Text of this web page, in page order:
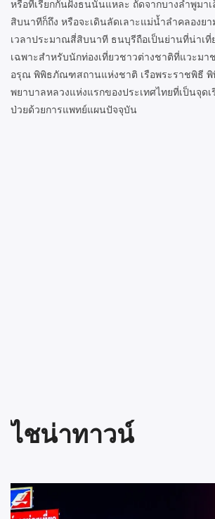
หรือที่เรียกกันฝั่งธนนั่นแหละ ถัดจากบางลำพูมา
สิบนาทีก็ถึง หรือจะเดินลัดเลาะแม่น้ำลำคลองยา
เวลาประมาณสี่สิบนาที ธนบุรีถือเป็นย่านที่น่าเที่
เฉพาะสำหรับนักท่องเที่ยวชาวต่างชาติที่แวะมา
อรุณ พิพิธภัณฑสถานแห่งชาติ เรือพระราชพิธี
พยาบาลหลวงแห่งแรกของประเทศไทยที่เป็นจุด
ป่วยด้วยการแพทย์แผนปัจจุบัน
ไชน่าทาวน์